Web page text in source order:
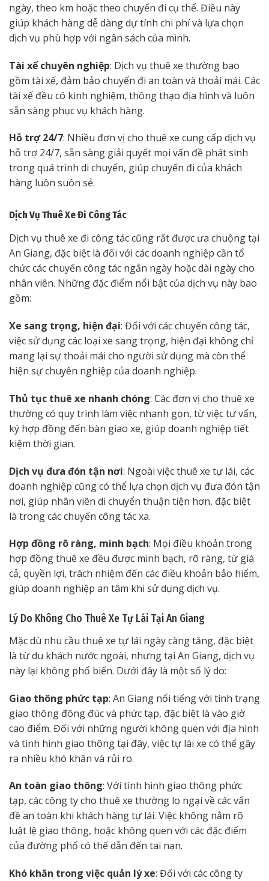
ngày, theo km hoặc theo chuyến đi cụ thể. Điều này
giúp khách hàng dễ dàng dự tính chi phí và lựa chọn
dịch vụ phù hợp với ngân sách của mình.
Tài xế chuyên nghiệp: Dịch vụ thuê xe thường bao
gồm tài xế, đảm bảo chuyến đi an toàn và thoải mái. Các
tài xế đều có kinh nghiệm, thông thạo địa hình và luôn
sẵn sàng phục vụ khách hàng.
Hỗ trợ 24/7: Nhiều đơn vị cho thuê xe cung cấp dịch vụ
hỗ trợ 24/7, sẵn sàng giải quyết mọi vấn đề phát sinh
trong quá trình di chuyển, giúp chuyến đi của khách
hàng luôn suôn sẻ.
Dịch Vụ Thuê Xe Đi Công Tác
Dịch vụ thuê xe đi công tác cũng rất được ưa chuộng tại
An Giang, đặc biệt là đối với các doanh nghiệp cần tổ
chức các chuyến công tác ngắn ngày hoặc dài ngày cho
nhân viên. Những đặc điểm nổi bật của dịch vụ này bao
gồm:
Xe sang trọng, hiện đại: Đối với các chuyến công tác,
việc sử dụng các loại xe sang trọng, hiện đại không chỉ
mang lại sự thoải mái cho người sử dụng mà còn thể
hiện sự chuyên nghiệp của doanh nghiệp.
Thủ tục thuê xe nhanh chóng: Các đơn vị cho thuê xe
thường có quy trình làm việc nhanh gọn, từ việc tư vấn,
ký hợp đồng đến bàn giao xe, giúp doanh nghiệp tiết
kiệm thời gian.
Dịch vụ đưa đón tận nơi: Ngoài việc thuê xe tự lái, các
doanh nghiệp cũng có thể lựa chọn dịch vụ đưa đón tận
nơi, giúp nhân viên di chuyển thuận tiện hơn, đặc biệt
là trong các chuyến công tác xa.
Hợp đồng rõ ràng, minh bạch: Mọi điều khoản trong
hợp đồng thuê xe đều được minh bạch, rõ ràng, từ giá
cả, quyền lợi, trách nhiệm đến các điều khoản bảo hiểm,
giúp doanh nghiệp an tâm khi sử dụng dịch vụ.
Lý Do Không Cho Thuê Xe Tự Lái Tại An Giang
Mặc dù nhu cầu thuê xe tự lái ngày càng tăng, đặc biệt
là từ du khách nước ngoài, nhưng tại An Giang, dịch vụ
này lại không phổ biến. Dưới đây là một số lý do:
Giao thông phức tạp: An Giang nổi tiếng với tình trạng
giao thông đông đúc và phức tạp, đặc biệt là vào giờ
cao điểm. Đối với những người không quen với địa hình
và tình hình giao thông tại đây, việc tự lái xe có thể gây
ra nhiều khó khăn và rủi ro.
An toàn giao thông: Với tình hình giao thông phức
tạp, các công ty cho thuê xe thường lo ngại về các vấn
đề an toàn khi khách hàng tự lái. Việc không nắm rõ
luật lệ giao thông, hoặc không quen với các đặc điểm
của đường phố có thể dẫn đến tai nạn.
Khó khăn trong việc quản lý xe: Đối với các công ty